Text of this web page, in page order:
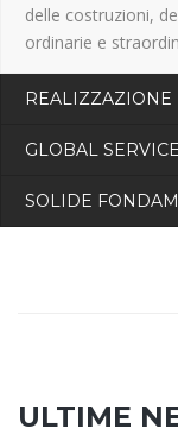
delle costruzioni,
ordinarie e
REALIZZAZIONE
GLOBAL SERVICE
SOLIDE
ULTIME